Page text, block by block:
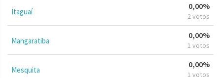
Itaguaí
0,00%
2 votos
Mangaratiba
0,00%
1 votos
Mesquita
0,00%
1 votos